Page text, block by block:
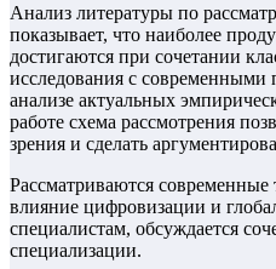
Анализ литературы по
показывает, что наиболее
достигаются при сочетании
исследования с
анализе актуальных
работе схема рассмотрения
зрения и сделать
Рассматриваются
влияние цифровизации и
специалистам, обсуждается
специализации.